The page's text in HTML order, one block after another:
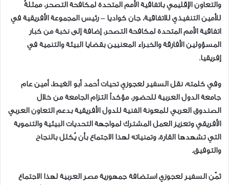
والتعاون الإقليمي باتفاقية الأمم المتحدة لمكافحة التصحر، ممثلةً
للأمين التنفيذي للاتفاقية، جان كواديا – رئيس المجموعة الأفريقية في
اتفاقية الأمم المتحدة لمكافحة التصحر، إضافة إلى نخبة من كبار
المسؤولين الأفارقة والخبراء المعنيين بقضايا البيئة والتنمية في
إفريقيا.
وفي كلمته، نقل السفير لعجوزي تحيات أحمد أبو الغيط، أمين عام
جامعة الدول العربية للحضور، مؤكداً التزام الجامعة من خلال
الصندوق العربي للمعونة الفنية للدول الأفريقية بدعم التعاون العربي
الأفريقي وتعزيز العمل المشترك لمواجهة التحديات البيئية والتنموية
التي تشهدها القارة، وتمنياته لهذا الاجتماع بأن يُكلل بالنجاح
والتوفيق.
ثمّن السفير لعجوزي استضافة جمهورية مصر العربية لهذا الاجتماع